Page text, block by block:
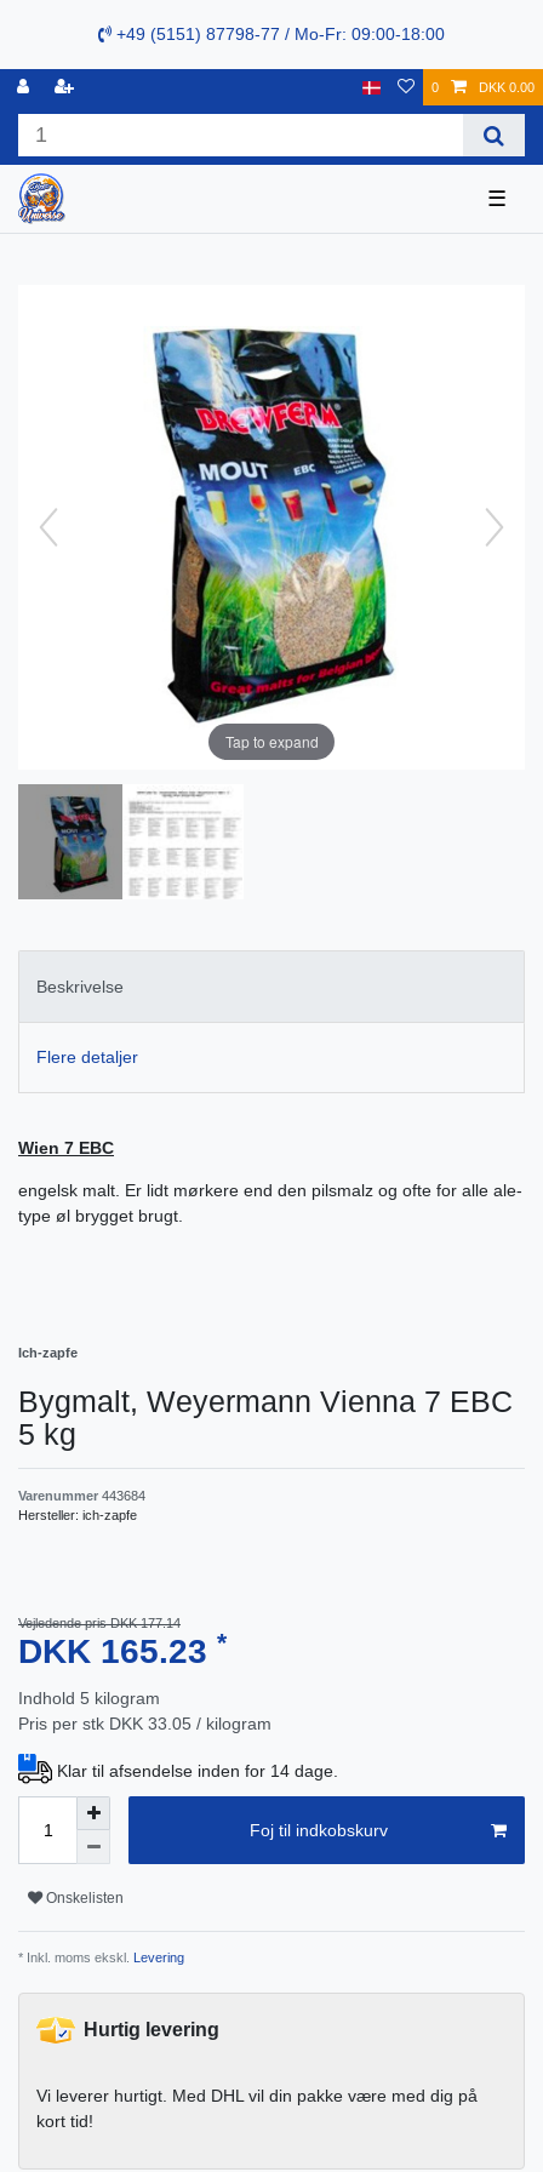
+49 (5151) 87798-77 / Mo-Fr: 09:00-18:00
0 DKK 0.00
☰
Tap to expand
Beskrivelse
Flere detaljer
Wien 7 EBC
engelsk malt. Er lidt mørkere end den pilsmalz og ofte for alle ale-
type øl brygget brugt.
Ich-zapfe
Bygmalt, Weyermann Vienna 7 EBC
5 kg
Varenummer 443684
Hersteller: ich-zapfe
Vejledende pris DKK 177.14
DKK 165.23 *
Indhold 5 kilogram
Pris per stk DKK 33.05 / kilogram
Klar til afsendelse inden for 14 dage.
Foj til indkobskurv
Onskelisten
* Inkl. moms ekskl. Levering
Hurtig levering
Vi leverer hurtigt. Med DHL vil din pakke være med dig på
kort tid!